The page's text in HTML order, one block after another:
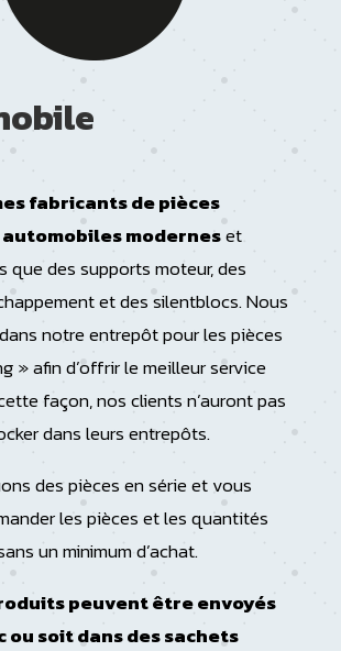
fabricants de pièces
moderneset
que des supports moteur, des
et des silentblocs. Nous
notre entrepôt pour les pièces
» afin d’offrir le meilleur service
façon, nos clients n’auront pas
dans leurs entrepôts.
des pièces en série et vous
les pièces et les quantités
un minimum d’achat.
peuvent être envoyés
ou soit dans des sachets